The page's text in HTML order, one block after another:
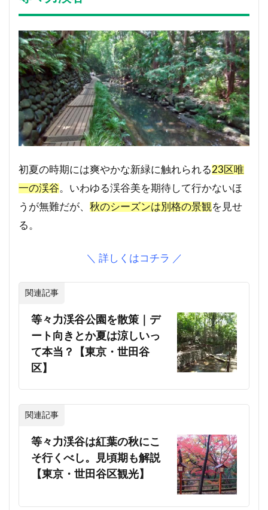
初夏の時期には爽やかな新緑に触れられる23区唯
一の渓谷。いわゆる渓谷美を期待して行かないほ
うが無難だが、 秋のシーズンは別格の景観を見せ
る。
＼ 詳しくはコチラ ／
関連記事
等々力渓谷公園を散策｜デ
ート向きとか夏は涼しいっ
て本当？【東京・世田谷
区】
関連記事
等々力渓谷は紅葉の秋にこ
そ行くべし。見頃期も解説
【東京・世田谷区観光】